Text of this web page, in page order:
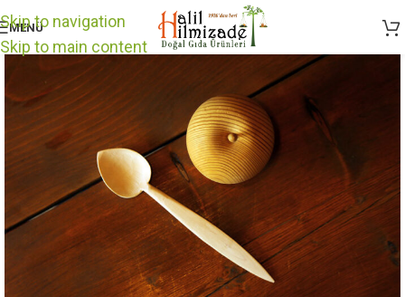
Skip to navigation
Skip to main content
MENÜ